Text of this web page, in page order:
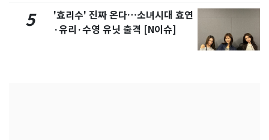
5
'효리수' 진짜 온다…소녀시대 효연
·유리·수영 유닛 출격 [N이슈]